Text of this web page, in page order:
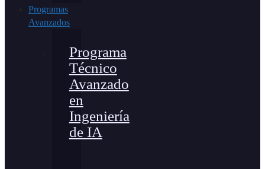
Programas
Avanzados
Programa
Técnico
Avanzado
en
Ingeniería
de IA